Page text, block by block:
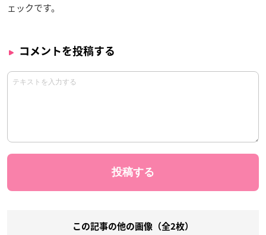
ェックです。
コメントを投稿する
この記事の他の画像（全2枚）